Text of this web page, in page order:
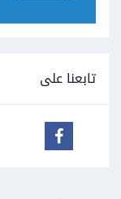
تابعنا على